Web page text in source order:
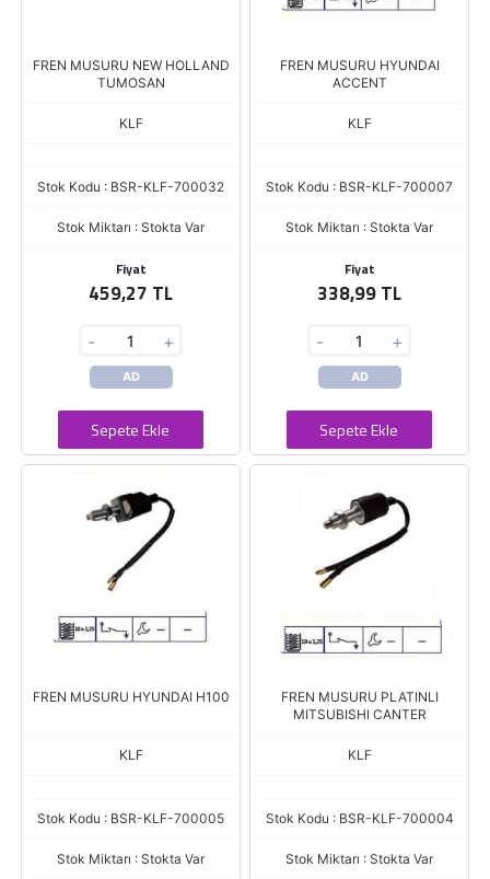
FREN MUSURU NEW HOLLAND
TUMOSAN
KLF
Stok Kodu : BSR-KLF-700032
Stok Miktarı : Stokta Var
Fiyat
459,27 TL
- +
AD
Sepete Ekle
FREN MUSURU HYUNDAI
ACCENT
KLF
Stok Kodu : BSR-KLF-700007
Stok Miktarı : Stokta Var
Fiyat
338,99 TL
- +
AD
Sepete Ekle
FREN MUSURU HYUNDAI H100
KLF
Stok Kodu : BSR-KLF-700005
Stok Miktarı : Stokta Var
FREN MUSURU PLATINLI
MITSUBISHI CANTER
KLF
Stok Kodu : BSR-KLF-700004
Stok Miktarı : Stokta Var